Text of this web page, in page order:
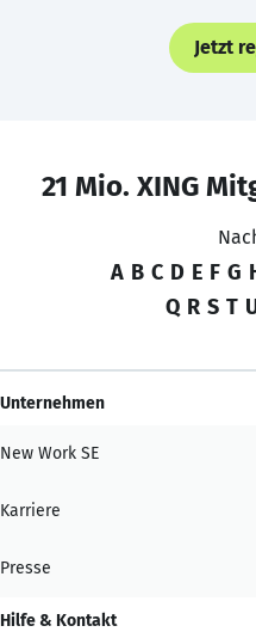
Jetzt
21 Mio. XING
A B C D E F G
Q R S T
Unternehmen
New Work SE
Karriere
Presse
Hilfe & Kontakt